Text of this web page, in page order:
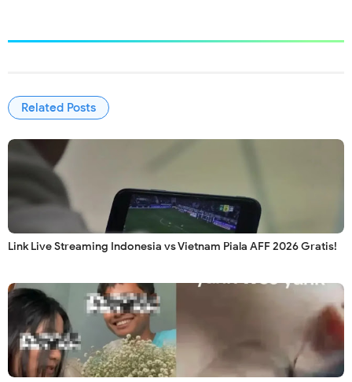
Related Posts
Link Live Streaming Indonesia vs Vietnam Piala AFF 2026 Gratis!